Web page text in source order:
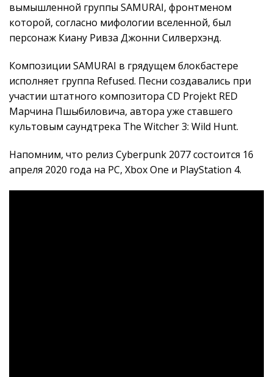
вымышленной группы SAMURAI, фронтменом
которой, согласно мифологии вселенной, был
персонаж Киану Ривза Джонни Силверхэнд.
Композиции SAMURAI в грядущем блокбастере
исполняет группа Refused. Песни создавались при
участии штатного композитора CD Projekt RED
Марчина Пшыбиловича, автора уже ставшего
культовым саундтрека The Witcher 3: Wild Hunt.
Напомним, что релиз Cyberpunk 2077 состоится 16
апреля 2020 года на PC, Xbox One и PlayStation 4.